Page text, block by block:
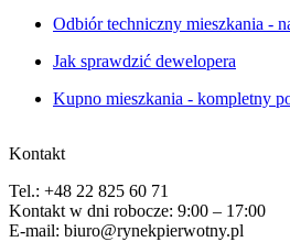
Odbiór techniczny mieszkania -
Jak sprawdzić dewelopera
Kupno mieszkania - kompletny
Kontakt
Tel.: +48 22 825 60 71
Kontakt w dni robocze: 9:00 – 17:00
E-mail: biuro@rynekpierwotny.pl